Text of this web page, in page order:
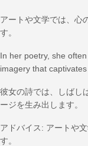
アートや文学では、心
す。
In her poetry, she
imagery that
彼女の詩では、しばし
ージを生み出します。
アドバイス: アートや
す。